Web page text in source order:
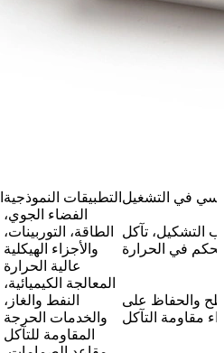
التطبيقات النموذجية في التشغيل
الفضاء الجوي،
الطاقة، التوربينات،
والأجزاء الهيكلية
عالية الحرارة
التشكيل، تآكل
في الحرارة
المعالجة الكيميائية،
النفط والغاز،
والخدمات الحرجة
المقاومة للتآكل
والحفاظ على
مقاومة التآكل